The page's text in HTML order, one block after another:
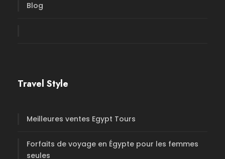
Blog
Travel Style
Meilleures ventes Egypt Tours
Forfaits de voyage en Égypte pour les femmes
seules